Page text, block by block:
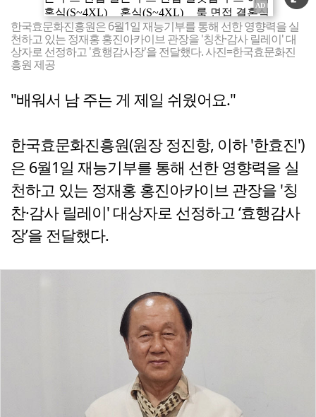
한국효문화진흥원은 6월1일 재능기부를 통해 선한 영향력을 실
천하고 있는 정재홍 홍진아카이브 관장을 '칭찬·감사 릴레이' 대
상자로 선정하고 '효행감사장'을 전달했다. 사진=한국효문화진
흥원 제공
"배워서 남 주는 게 제일 쉬웠어요."
한국효문화진흥원(원장 정진항, 이하 '한효진')
은 6월1일 재능기부를 통해 선한 영향력을 실
천하고 있는 정재홍 홍진아카이브 관장을 '칭
찬·감사 릴레이' 대상자로 선정하고 ‘효행감사
장’을 전달했다.